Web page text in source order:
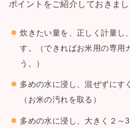
ポイントをご紹介しておきまし
炊きたい量を、正しく計量し
す。（できればお米用の専用
う。）
多めの水に浸し、混ぜずにす
（お米の汚れを取る）
多めの水に浸し、大きく２～